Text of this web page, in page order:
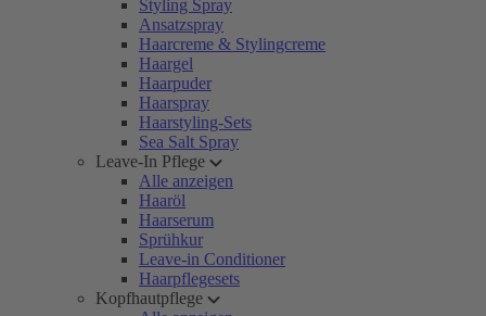
Styling Spray
Ansatzspray
Haarcreme & Stylingcreme
Haargel
Haarpuder
Haarspray
Haarstyling-Sets
Sea Salt Spray
Leave-In Pflege
Alle anzeigen
Haaröl
Haarserum
Sprühkur
Leave-in Conditioner
Haarpflegesets
Kopfhautpflege